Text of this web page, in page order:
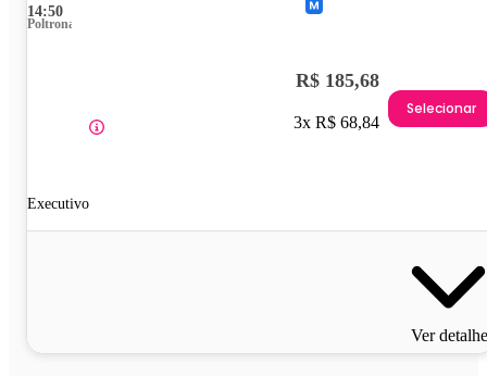
14:50
Poltrona
Executivo
R$ 185,68
3x R$ 68,84
Selecionar
Ver